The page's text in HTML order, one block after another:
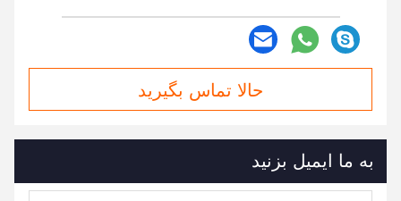
حالا تماس بگیرید
به ما ایمیل بزنید